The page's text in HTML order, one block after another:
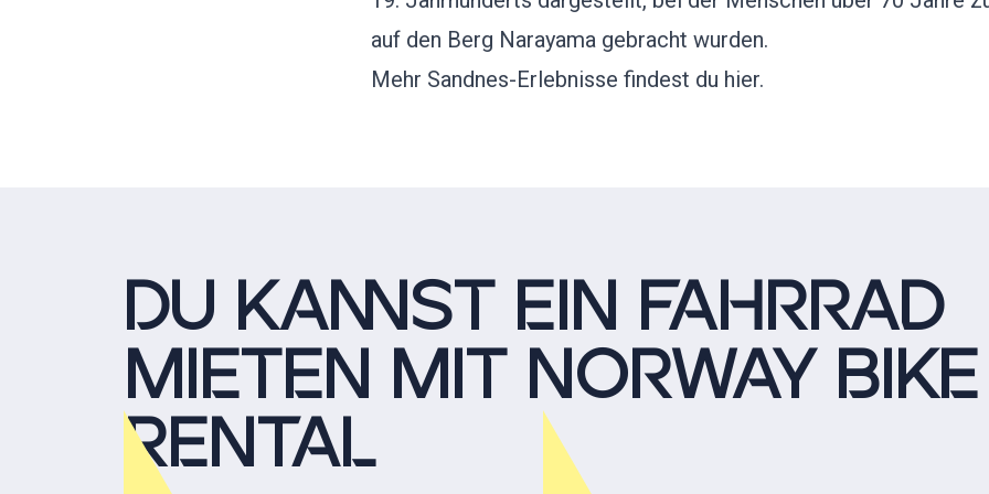
auf den Berg Narayama gebracht wurden.
Mehr Sandnes-Erlebnisse findest du hier.
DU KANNST EIN FAHRRAD
MIETEN MIT NORWAY BIKE
RENTAL